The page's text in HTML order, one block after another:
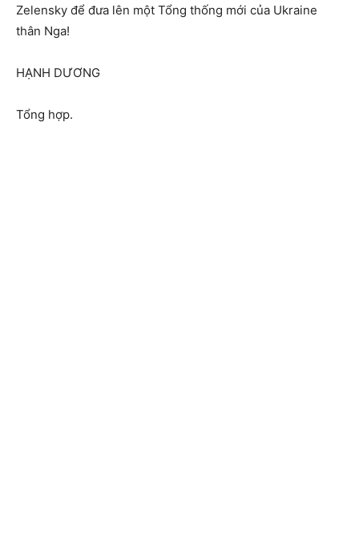
Zelensky để đưa lên một Tổng thống mới của Ukraine
thân Nga!
HẠNH DƯƠNG
Tổng hợp.